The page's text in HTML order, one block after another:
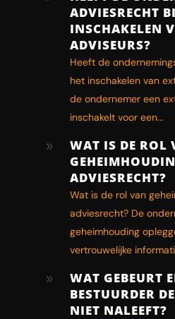
ADVIESRECHT
INSCHAKELEN
ADVISEURS?
Heeft de
het inschakelen van
de ondernemer een
inschakelt voor een...
9
WAT IS DE ROL
ADVIESRECHT?
Wat is de rol van
adviesrecht? De
geheimhouding
vertrouwelijke
9
WAT GEBEURT
BESTUURDER
NIET NALEEFT?